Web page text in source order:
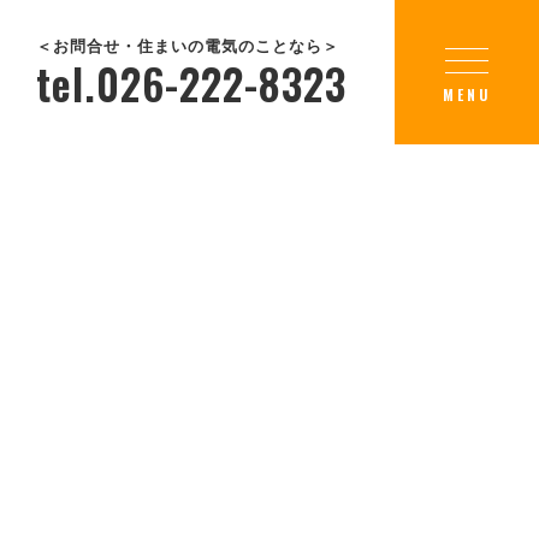
＜お問合せ・住まいの電気のことなら＞
tel.026-222-8323